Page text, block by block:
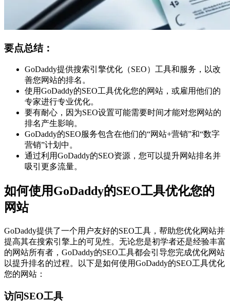
要点总结：
GoDaddy提供搜索引擎优化（SEO）工具和服务，以改
善您网站的排名。
使用GoDaddy的SEO工具优化您的网站，或雇用他们的
专家进行专业优化。
要有耐心，因为SEO设置可能需要时间才能对您网站的
排名产生影响。
GoDaddy的SEO服务包含在他们的“网站+营销”和“数字
营销”计划中。
通过利用GoDaddy的SEO资源，您可以提升网站排名并
吸引更多流量。
如何使用GoDaddy的SEO工具优化您的
网站
GoDaddy提供了一个用户友好的SEO工具，帮助您优化网站并
提高其在搜索引擎上的可见性。无论您是初学者还是经验丰富
的网站所有者，GoDaddy的SEO工具都会引导您完成优化网站
以提升排名的过程。以下是如何使用GoDaddy的SEO工具优化
您的网站：
访问SEO工具